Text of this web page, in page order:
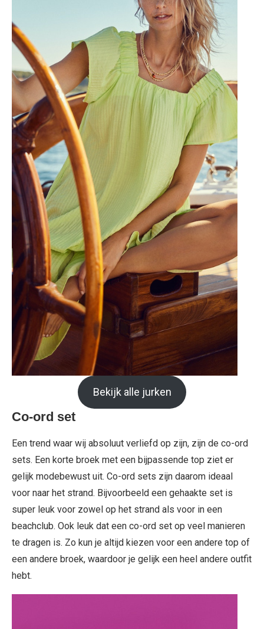
Bekijk alle jurken
Co-ord set
Een trend waar wij absoluut verliefd op zijn, zijn de co-ord
sets. Een korte broek met een bijpassende top ziet er
gelijk modebewust uit. Co-ord sets zijn daarom ideaal
voor naar het strand. Bijvoorbeeld een gehaakte set is
super leuk voor zowel op het strand als voor in een
beachclub. Ook leuk dat een co-ord set op veel manieren
te dragen is. Zo kun je altijd kiezen voor een andere top of
een andere broek, waardoor je gelijk een heel andere outfit
hebt.